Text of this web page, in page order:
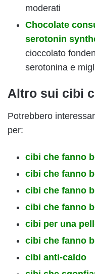
moderati
Chocolate
serotonin
cioccolato
serotonina e
Altro sui cibi
Potrebbero
per:
cibi che fanno
cibi che fanno
cibi che fanno
cibi che fanno
cibi per una
cibi che fanno
cibi anti-caldo